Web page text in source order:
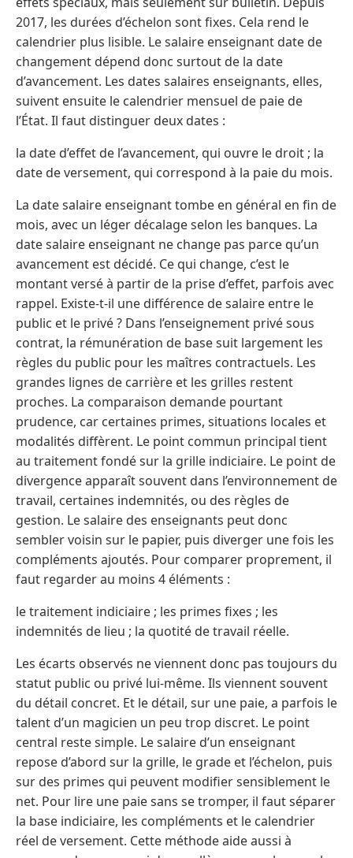
2017, les durées d’échelon sont fixes. Cela rend le
calendrier plus lisible. Le salaire enseignant date de
changement dépend donc surtout de la date
d’avancement. Les dates salaires enseignants, elles,
suivent ensuite le calendrier mensuel de paie de
l’État. Il faut distinguer deux dates :
la date d’effet de l’avancement, qui ouvre le droit ; la
date de versement, qui correspond à la paie du mois.
La date salaire enseignant tombe en général en fin de
mois, avec un léger décalage selon les banques. La
date salaire enseignant ne change pas parce qu’un
avancement est décidé. Ce qui change, c’est le
montant versé à partir de la prise d’effet, parfois avec
rappel. Existe-t-il une différence de salaire entre le
public et le privé ? Dans l’enseignement privé sous
contrat, la rémunération de base suit largement les
règles du public pour les maîtres contractuels. Les
grandes lignes de carrière et les grilles restent
proches. La comparaison demande pourtant
prudence, car certaines primes, situations locales et
modalités diffèrent. Le point commun principal tient
au traitement fondé sur la grille indiciaire. Le point de
divergence apparaît souvent dans l’environnement de
travail, certaines indemnités, ou des règles de
gestion. Le salaire des enseignants peut donc
sembler voisin sur le papier, puis diverger une fois les
compléments ajoutés. Pour comparer proprement, il
faut regarder au moins 4 éléments :
le traitement indiciaire ; les primes fixes ; les
indemnités de lieu ; la quotité de travail réelle.
Les écarts observés ne viennent donc pas toujours du
statut public ou privé lui-même. Ils viennent souvent
du détail concret. Et le détail, sur une paie, a parfois le
talent d’un magicien un peu trop discret. Le point
central reste simple. Le salaire d’un enseignant
repose d’abord sur la grille, le grade et l’échelon, puis
sur des primes qui peuvent modifier sensiblement le
net. Pour lire une paie sans se tromper, il faut séparer
la base indiciaire, les compléments et le calendrier
réel de versement. Cette méthode aide aussi à